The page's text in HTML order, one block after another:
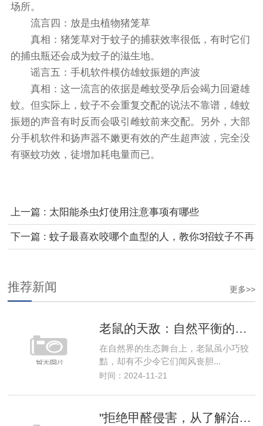
场所。
流言四：放是虫植物猪笼草
真相：猪笼草对于蚊子的捕获效率很低，有时它们
的捕虫瓶还会成为蚊子的滋生地。
谣言五：手机软件模仿雄蚊振翅的声波
真相：这一流言的依据是雌蚊受孕后会竭力回避雄
蚊。但实际上，蚊子不会重复交配的说法不靠谱，雄蚊
振翅的声音有时反而会吸引雌蚊前来交配。另外，大部
分手机软件和扬声器不嫩更有效的产生超声波，完全没
有驱蚊功效，徒增加耗电量而已。
上一篇 : 太阳能杀虫灯使用注意事项有哪些
下一篇 : 蚊子最喜欢咬哪个血型的人，教你3招蚊子不再
更多>>
推荐新闻
在自然界的生态舞台上，老鼠虽小巧狡
黠，却有不少令它们闻风丧胆...
时间：2024-11-21
"拒绝甲醛侵害，从了解治理方法开始，守护全家健康"